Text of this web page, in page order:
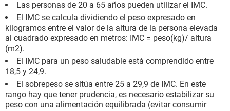
Las personas de 20 a 65 años pueden utilizar el IMC.
El IMC se calcula dividiendo el peso expresado en
kilogramos entre el valor de la altura de la persona elevada
al cuadrado expresado en metros: IMC = peso(kg)/ altura
(m2).
El IMC para un peso saludable está comprendido entre
18,5 y 24,9.
El sobrepeso se sitúa entre 25 a 29,9 de IMC. En este
rango hay que tener prudencia, es necesario estabilizar su
peso con una alimentación equilibrada (evitar consumir